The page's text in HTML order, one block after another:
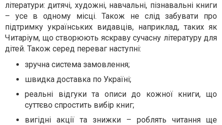
літератури: дитячі, художні, навчальні, пізнавальні книги
– усе в одному місці. Також не слід забувати про
підтримку українських видавців, наприклад, таких як
Читаріум, що створюють яскраву сучасну літературу для
дітей. Також серед переваг наступні:
зручна система замовлення;
швидка доставка по Україні;
реальні відгуки та описи до кожної книги, що
суттєво спростить вибір книг;
вигідні акції та знижки – роблять читання ще